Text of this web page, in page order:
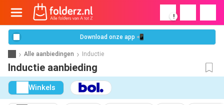
!
Download onze app 📲
Alle aanbiedingen Inductie
Inductie aanbieding
Winkels